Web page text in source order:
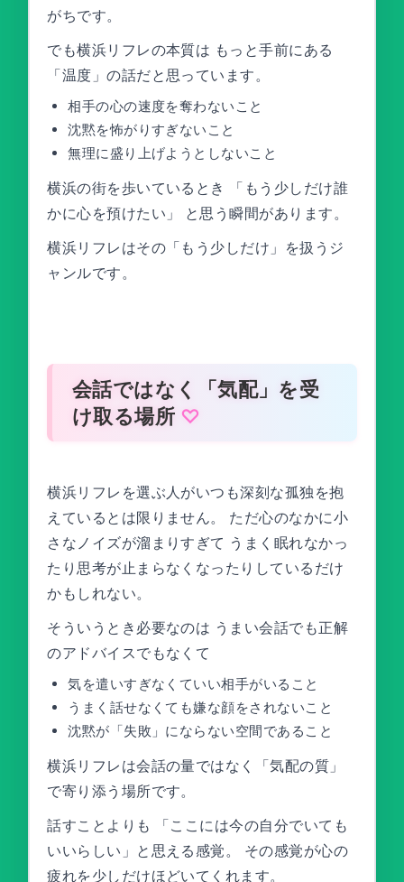
がちです。
でも横浜リフレの本質は もっと手前にある
「温度」の話だと思っています。
相手の心の速度を奪わないこと
沈黙を怖がりすぎないこと
無理に盛り上げようとしないこと
横浜の街を歩いているとき 「もう少しだけ誰
かに心を預けたい」 と思う瞬間があります。
横浜リフレはその「もう少しだけ」を扱うジ
ャンルです。
会話ではなく「気配」を受
け取る場所
横浜リフレを選ぶ人がいつも深刻な孤独を抱
えているとは限りません。 ただ心のなかに小
さなノイズが溜まりすぎて うまく眠れなかっ
たり思考が止まらなくなったりしているだけ
かもしれない。
そういうとき必要なのは うまい会話でも正解
のアドバイスでもなくて
気を遣いすぎなくていい相手がいること
うまく話せなくても嫌な顔をされないこと
沈黙が「失敗」にならない空間であること
横浜リフレは会話の量ではなく「気配の質」
で寄り添う場所です。
話すことよりも 「ここには今の自分でいても
いいらしい」と思える感覚。 その感覚が心の
疲れを少しだけほどいてくれます。